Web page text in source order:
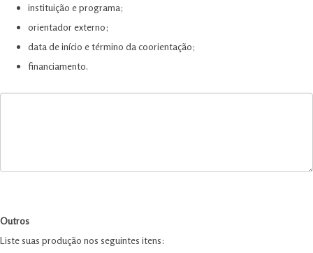
instituição e programa;
orientador externo;
data de início e término da coorientação;
financiamento.
Outros
Liste suas produção nos seguintes itens: